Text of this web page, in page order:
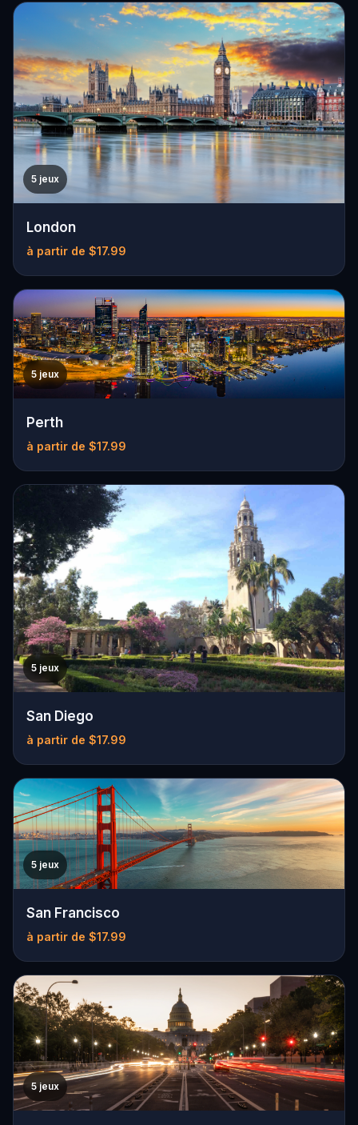
5 jeux
London
à partir de $17.99
5 jeux
Perth
à partir de $17.99
5 jeux
San Diego
à partir de $17.99
5 jeux
San Francisco
à partir de $17.99
5 jeux